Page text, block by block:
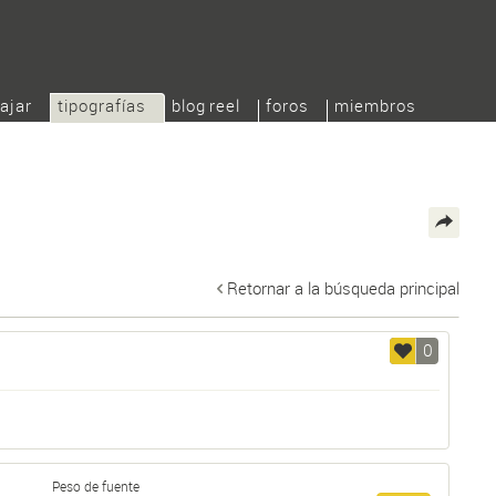
tipografías blog reel foros miembros
Retornar a la búsqueda principal
0
Peso de fuente